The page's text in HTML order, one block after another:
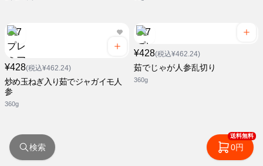
¥428(税込¥462.24)
炒め玉ねぎ入り茹でジャガイモ人
参
360g
¥428(税込¥462.24)
茹でじゃが人参乱切り
360g
検索
送料無料
0円